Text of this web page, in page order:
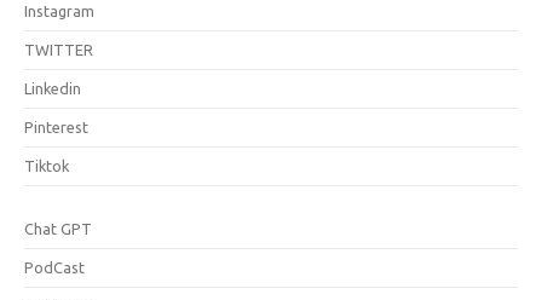
Instagram
TWITTER
Linkedin
Pinterest
Tiktok
Chat GPT
PodCast